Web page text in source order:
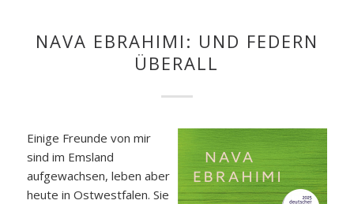
NAVA EBRAHIMI: UND FEDERN
ÜBERALL
Einige Freunde von mir
sind im Emsland
aufgewachsen, leben aber
heute in Ostwestfalen. Sie